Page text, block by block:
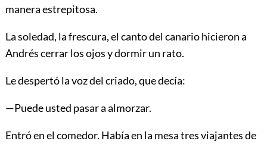
manera estrepitosa.
La soledad, la frescura, el canto del canario hicieron a
Andrés cerrar los ojos y dormir un rato.
Le despertó la voz del criado, que decía:
—Puede usted pasar a almorzar.
Entró en el comedor. Había en la mesa tres viajantes de